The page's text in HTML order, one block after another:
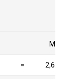
M
= 2,625